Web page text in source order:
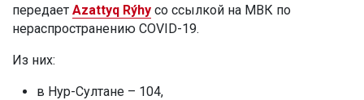
передает Azattyq Rýhy со ссылкой на МВК по
нераспространению COVID-19.
Из них:
в Нур-Султане – 104,